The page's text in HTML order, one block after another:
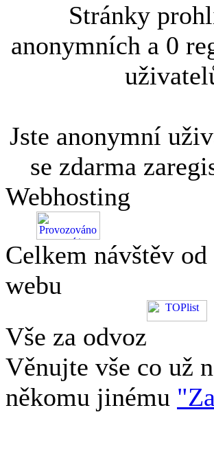
Stránky
anonymních a 0
Jste anonymní
se zdarma
Webhosting
Celkem návštěv od
webu
Vše za odvoz
Věnujte vše co už
někomu jinému